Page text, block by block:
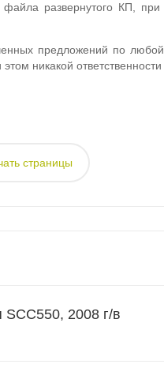
SCC550, 2008 г/в
развернутого КП, при
предложений по
никакой
страницы